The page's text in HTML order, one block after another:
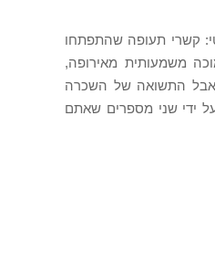
קשרי תעופה שהתפתחו
כניסה נמוכה משמעותית מאירופה,
אבל התשואה של השכרה
ידי שני מספרים שאתם